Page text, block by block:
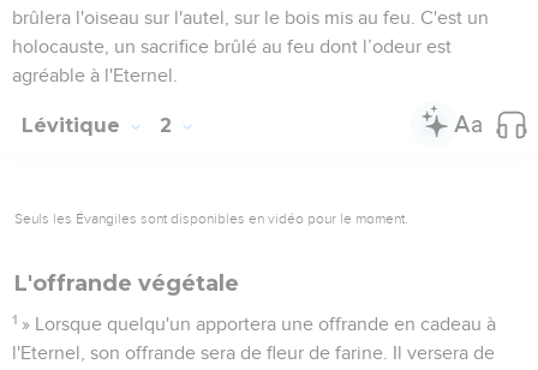
brûlera l'oiseau sur l'autel, sur le bois mis au feu. C'est un
holocauste, un sacrifice brûlé au feu dont l’odeur est
agréable à l'Eternel.
Lévitique 2
Seuls les Évangiles sont disponibles en vidéo pour le moment.
L'offrande végétale
1 » Lorsque quelqu'un apportera une offrande en cadeau à
l'Eternel, son offrande sera de fleur de farine. Il versera de